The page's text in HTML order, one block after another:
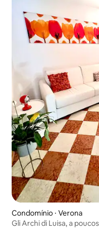
Condomínio ⋅ Verona
Gli Archi di Luisa, a